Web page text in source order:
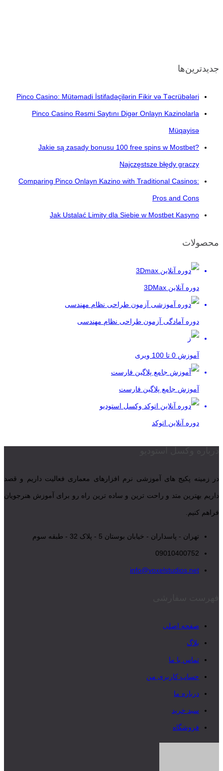
جدیدترین‌ها
Pinco Casino: Mütəmadi İstifadəçilərin Fikir və Təcrübələri
Pinco Casino Rəsmi Saytını Digər Onlayn Kazinolarla
Müqayisə
Jakie są zasady bonusu 100 free spins w Mostbet?
Najczęstsze błędy graczy
Comparing Pinco Onlayn Kazino with Traditional Casinos:
Pros and Cons
Jak Ustalać Limity dla Siebie w Mostbet Kasyno
محصولات
دوره آنلاین 3DMax
دوره آمادگی آزمون طراحی نظام مهندسی
آموزش 0 تا 100 ویری
آموزش جامع پلاگین فارست
دوره آنلاین اتوکد
در زمینه پکیج های آموزشی نرم افزارهای معماری فعالیت داریم و قصد
داریم بهترین متد و راحت ترین و ساده ترین راه رو برای آموزش هنرجویان
فراهم کنیم.
تهران - پاسداران - خیابان بوستان 5 - پلاک 32 - طبقه سوم
09010400752
info@voxelstudios.net
صفحه اصلی
بلاگ
تماس با ما
حساب کاربری من
درباره ما
سبد خرید
فروشگاه